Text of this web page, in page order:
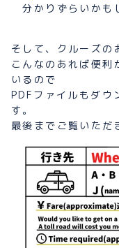
分かりずらいかも
そして、クルーズの
こんなのあれば便利
いるので
PDFファイルもダウ
す。
最後までご覧いただ